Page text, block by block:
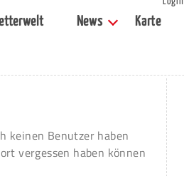
News Karte
keinen Benutzer haben
vergessen haben können